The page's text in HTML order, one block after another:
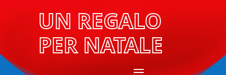
UN REGALO
PER NATALE